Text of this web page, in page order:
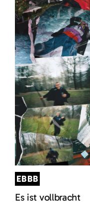
EBBB
Es ist vollbracht